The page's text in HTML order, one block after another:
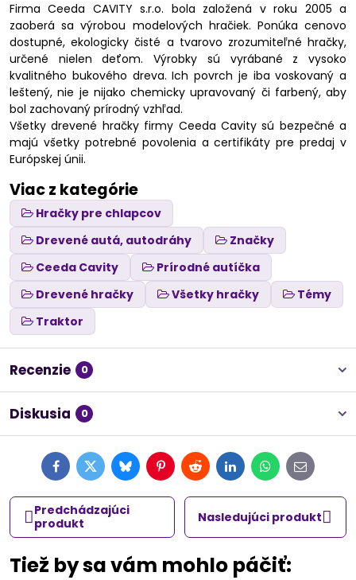
Firma Ceeda CAVITY s.r.o. bola založená v roku 2005 a
zaoberá sa výrobou modelových hračiek. Ponúka cenovo
dostupné, ekologicky čisté a tvarovo zrozumiteľné hračky,
určené nielen deťom. Výrobky sú vyrábané z vysoko
kvalitného bukového dreva. Ich povrch je iba voskovaný a
leštený, nie je nijako chemicky upravovaný či farbený, aby
bol zachovaný prírodný vzhľad.
Všetky drevené hračky firmy Ceeda Cavity sú bezpečné a
majú všetky potrebné povolenia a certifikáty pre predaj v
Európskej únii.
Viac z kategórie
Hračky pre chlapcov
Drevené autá, autodráhy
Značky
Ceeda Cavity
Prírodné autíčka
Drevené hračky
Všetky hračky
Témy
Traktor
Recenzie 0
Diskusia 0
FacebookTwitterBlueskyPinterestRedditLinkedInWhatsApp
E-
mail
Predchádzajúci
produkt
Nasledujúci produkt
Tiež by sa vám mohlo páčiť: